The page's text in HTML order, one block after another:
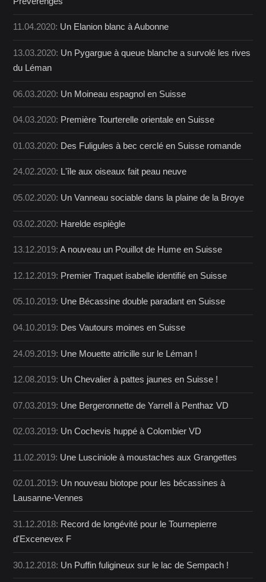
11.04.2020: Un Elanion blanc à Aubonne
13.03.2020: Un Pygargue à queue blanche a survolé les rives
du Léman
06.03.2020: Un Moineau espagnol en Suisse
04.03.2020: Première Tourterelle orientale en Suisse
01.03.2020: Des Fuligules à bec cerclé en Suisse romande
24.02.2020: L'île aux oiseaux fait peau neuve
05.02.2020: Un Vanneau sociable dans la plaine de la Broye
03.02.2020: Harelde espiègle
13.12.2019:A nouveau un Pouillot de Hume en Suisse
12.12.2019: Premier Traquet isabelle identifié en Suisse
05.10.2019: Une Bécassine double paradant en Suisse
04.10.2019: Des Vautours moines en Suisse
24.09.2019: Une Mouette atricille sur le Léman !
12.08.2019: Un Chevalier à pattes jaunes en Suisse !
07.03.2019: Une Bergeronnette de Yarrell à Penthaz VD
02.03.2019: Un Cochevis huppé à Colombier VD
11.02.2019: Une Lusciniole à moustaches aux Grangettes
02.01.2019: Un nouveau biotope pour les bécassines à
Lausanne-Vennes
31.12.2018: Record de longévité pour le Tournepierre
d'Excenevex F
30.12.2018: Un Puffin fuligineux sur le lac de Sempach !